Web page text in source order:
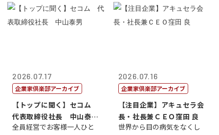
2026.07.17
企業家倶楽部アーカイブ
【トップに聞く】セコム
代表取締役社長 中山泰
男
全員経営でお客様一人ひと
2026.07.16
企業家倶楽部アーカイブ
【注目企業】アキュセラ会
長・社長兼ＣＥＯ窪田 良
世界から目の病気をなくし